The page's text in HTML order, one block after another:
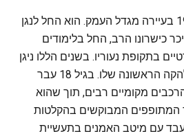
פדי נולד בישראל ב-1970 בעיירה מגדל העמק. הוא החל לנגן
כישרונו הרב, החל בלימודים
בתקופת נעוריו. בשנים הללו ניגן
במועדונים והקים את הלהקה הראשונה שלו. בגיל 18 עבר
מקומיים רבים, תוך שהוא
המבוקשים בהקלטות
עם מיטב האמנים בתעשיית